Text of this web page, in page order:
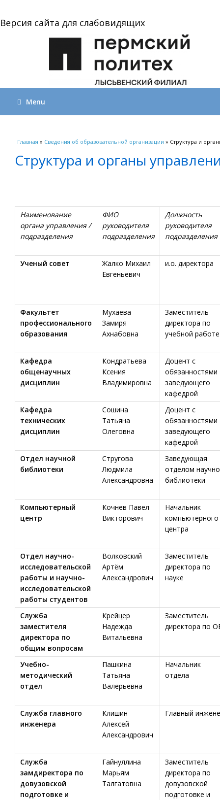
Версия сайта для слабовидящих
Menu
Вы здесь
Главная » Сведения об образовательной организации » Структура и
Структура и органы
Наименование
органа управления /
подразделения
ФИО
руководителя
подразделения
Должность
руководителя
подразделения
Ученый совет
Жалко Михаил
Евгеньевич
и.о. директора
Факультет
профессионального
образования
Мухаева
Замиря
Ахнабовна
Заместитель
директора по
учебной работе
Кафедра
общенаучных
дисциплин
Кондратьева
Ксения
Владимировна
Доцент с
обязанностями
заведующего
кафедрой
Кафедра
технических
дисциплин
Сошина
Татьяна
Олеговна
Доцент с
обязанностями
заведующего
кафедрой
Отдел научной
библиотеки
Стругова
Людмила
Александровна
Заведующая
отделом
библиотеки
Компьютерный
центр
Кочнев Павел
Викторович
Начальник
компьютерного
центра
Отдел научно-
исследовательской
работы и научно-
исследовательской
работы студентов
Волковский
Артём
Александрович
Заместитель
директора по
науке
Служба
заместителя
директора по
общим вопросам
Крейцер
Надежда
Витальевна
Заместитель
директора по
Учебно-
методический
отдел
Пашкина
Татьяна
Валерьевна
Начальник
отдела
Cлужба главного
инженера
Клишин
Алексей
Александрович
Главный
Служба
замдиректора по
довузовской
подготовке и
Гайнуллина
Марьям
Талгатовна
Заместитель
директора по
довузовской
подготовке и